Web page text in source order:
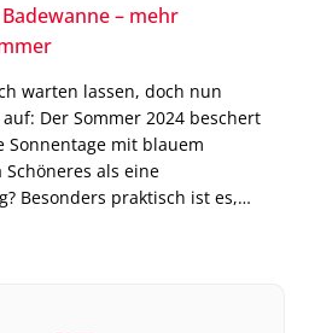
– mehr
warten lassen, doch nun
Der Sommer 2024 beschert
Sonnentage mit blauem
als eine
Besonders praktisch ist es,